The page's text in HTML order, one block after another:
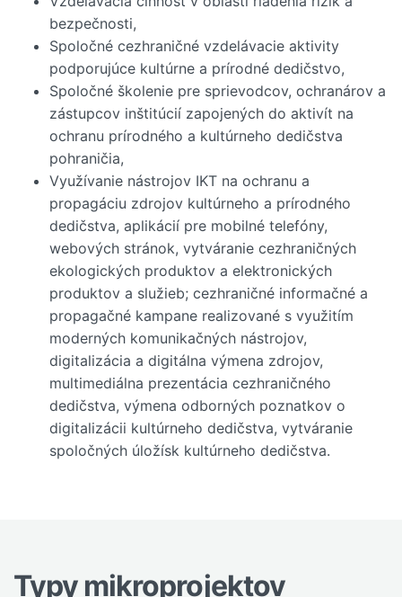
bezpečnosti,
Spoločné cezhraničné vzdelávacie aktivity
podporujúce kultúrne a prírodné dedičstvo,
Spoločné školenie pre sprievodcov, ochranárov a
zástupcov inštitúcií zapojených do aktivít na
ochranu prírodného a kultúrneho dedičstva
pohraničia,
Využívanie nástrojov IKT na ochranu a
propagáciu zdrojov kultúrneho a prírodného
dedičstva, aplikácií pre mobilné telefóny,
webových stránok, vytváranie cezhraničných
ekologických produktov a elektronických
produktov a služieb; cezhraničné informačné a
propagačné kampane realizované s využitím
moderných komunikačných nástrojov,
digitalizácia a digitálna výmena zdrojov,
multimediálna prezentácia cezhraničného
dedičstva, výmena odborných poznatkov o
digitalizácii kultúrneho dedičstva, vytváranie
spoločných úložísk kultúrneho dedičstva.
Typy mikroprojektov